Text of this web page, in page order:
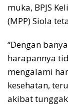
muka, BPJS
(MPP) Siola
“Dengan
harapannya
mengalami
kesehatan,
akibat